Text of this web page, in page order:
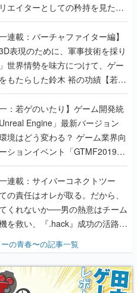
エイターとしての矜持を見た
たり最終回】
連載：バーチャファイター編】
表現のために、軍事技術を採り
世界情勢を味方につけて、ゲー
もたらした鈴木 裕の功績【若ゲ
：若ゲのいたり】ゲーム開発統
Engine」最新バージョン
境はどう変わる？ ゲーム業界向
ションイベント「GTMF2019」
より理解を深めよう【PR】
連載：サイバーコネクトツー
の責任はオレが取る。だから、
くれないか──男の熱意はチーム
を救い、『.hack』成功の活路を
ンプ』色だった【若ゲのいた
の青春〜の記事一覧